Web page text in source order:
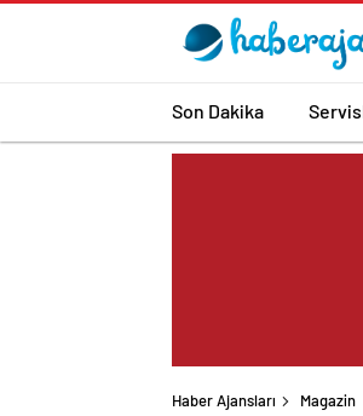
Son Dakika
Haber Ajansları Magazin